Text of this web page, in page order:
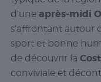
d’une après-midi
s’affrontant autour
sport et bonne
de découvrir la
conviviale et